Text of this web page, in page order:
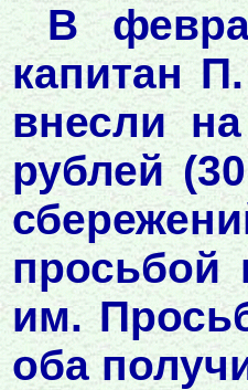
В
капитан
внесли
рублей
просьбой
им.
оба